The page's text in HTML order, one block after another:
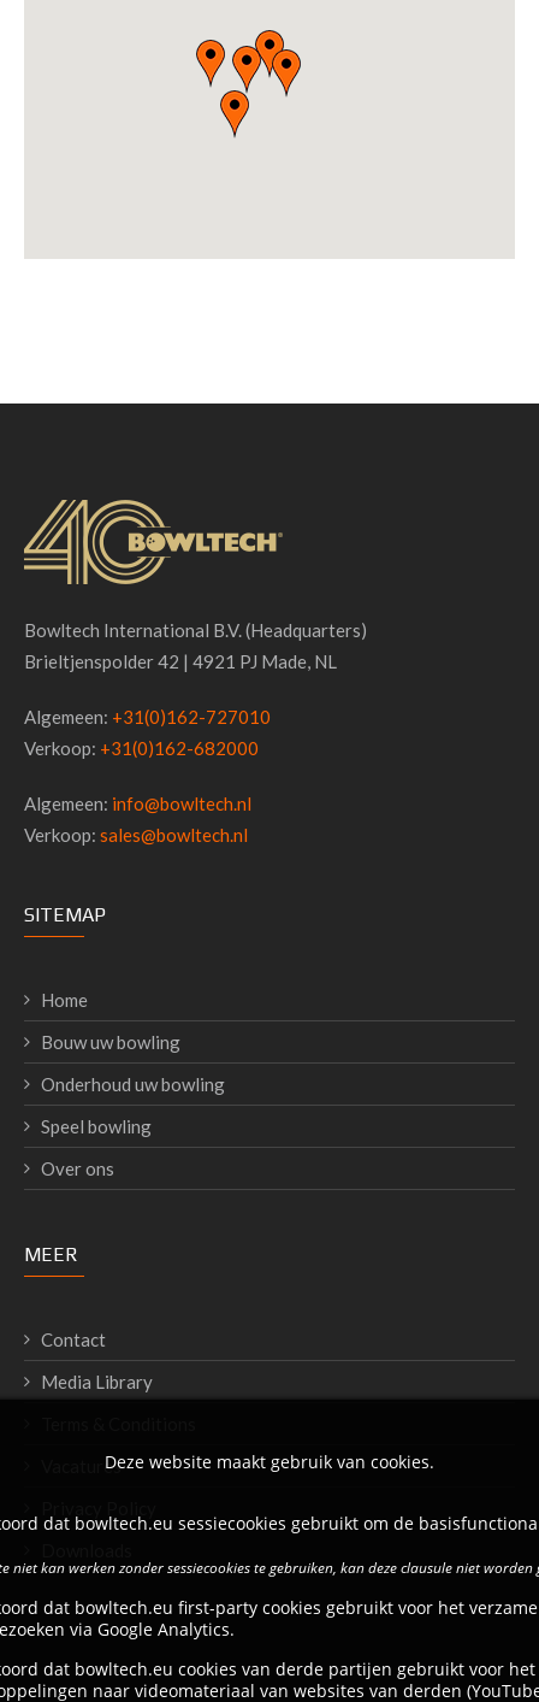
Bowltech International B.V. (Headquarters)
Brieltjenspolder 42 | 4921 PJ Made, NL
Algemeen: +31(0)162-727010
Verkoop: +31(0)162-682000
Algemeen: info@bowltech.nl
Verkoop: sales@bowltech.nl
SITEMAP
Home
Bouw uw bowling
Onderhoud uw bowling
Speel bowling
Over ons
MEER
Contact
Media Library
VacaturesDeze website maakt gebruik van cookies.
dat bowltech.eu sessiecookies gebruikt om de
niet kan werken zonder sessiecookies te gebruiken, kan deze clausule niet worden
dat bowltech.eu first-party cookies gebruikt voor het
via Google Analytics.
dat bowltech.eu cookies van derde partijen gebruikt voor
naar videomateriaal van websites van derden